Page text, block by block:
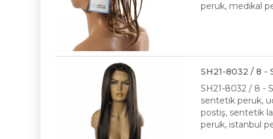
peruk, medikal
SH21-​8032 / 8
SH21-​8032 / 8 -
sentetik peruk,
postiş, sentetik
peruk, istanbul